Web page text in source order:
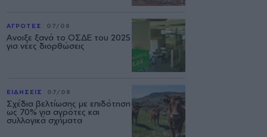
ΑΓΡΟΤΕΣ 07/08
Ανοιξε ξανά το ΟΣΔΕ του 2025
για νέες διορθώσεις
ΕΙΔΗΣΕΙΣ 07/08
Σχέδια βελτίωσης με επιδότηση
ως 70% για αγρότες και
συλλογικά σχήματα